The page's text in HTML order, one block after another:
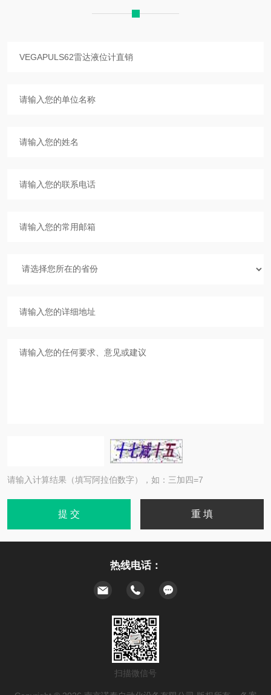
请输入计算结果（填写阿拉伯数字），如：三加四=7
热线电话：
扫描微信号